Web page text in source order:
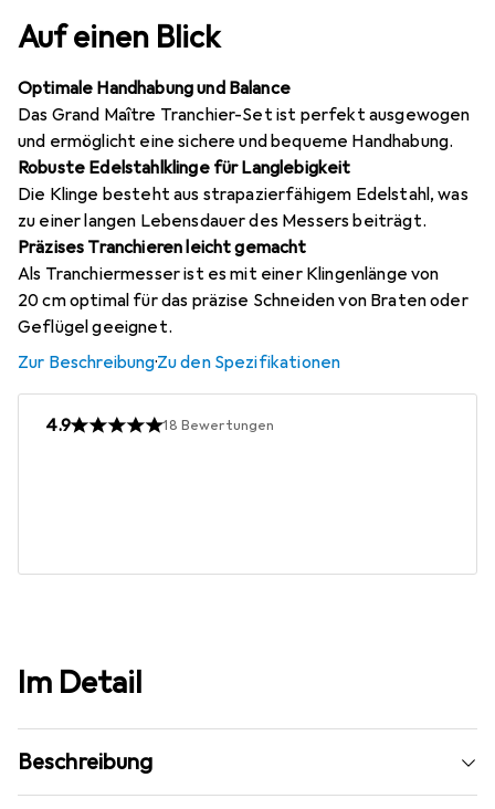
Auf einen Blick
Optimale Handhabung und Balance
Das Grand Maître Tranchier-Set ist perfekt ausgewogen
und ermöglicht eine sichere und bequeme Handhabung.
Robuste Edelstahlklinge für Langlebigkeit
Die Klinge besteht aus strapazierfähigem Edelstahl, was
zu einer langen Lebensdauer des Messers beiträgt.
Präzises Tranchieren leicht gemacht
Als Tranchiermesser ist es mit einer Klingenlänge von
20 cm optimal für das präzise Schneiden von Braten oder
Geflügel geeignet.
Zur Beschreibung·Zu den Spezifikationen
4.9 18 Bewertungen
Im Detail
Beschreibung